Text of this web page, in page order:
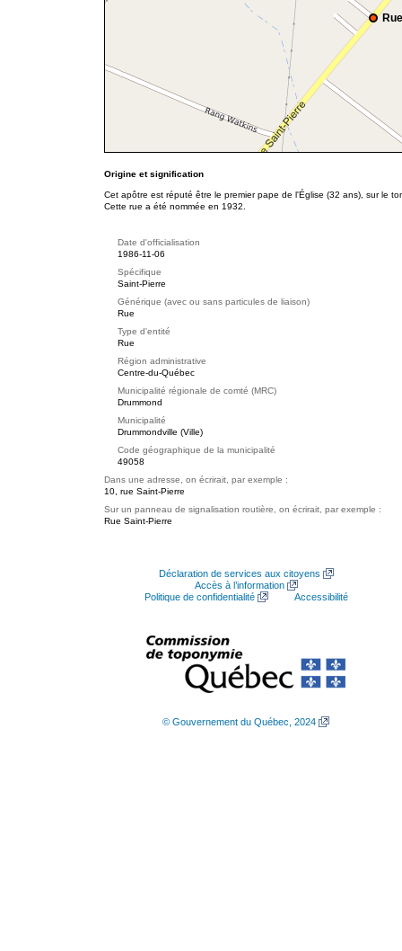
Origine et signification
Cet apôtre est réputé être le premier pape de l'Église (32 ans), sur le
Cette rue a été nommée en 1932.
Date d'officialisation
1986-11-06
Spécifique
Saint-Pierre
Générique (avec ou sans particules de liaison)
Rue
Type d'entité
Rue
Région administrative
Centre-du-Québec
Municipalité régionale de comté (MRC)
Drummond
Municipalité
Drummondville (Ville)
Code géographique de la municipalité
49058
Dans une adresse, on écrirait, par exemple :
10, rue Saint-Pierre
Sur un panneau de signalisation routière, on écrirait, par exemple :
Rue Saint-Pierre
Déclaration de services aux citoyens
Accès à l’information
Politique de confidentialité
Accessibilité
© Gouvernement du Québec, 2024